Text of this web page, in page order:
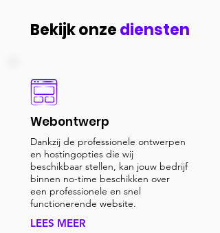
Bekijk onzediensten
Webontwerp
Dankzij de professionele ontwerpen
en hostingopties die wij
beschikbaar stellen, kan jouw bedrijf
binnen no-time beschikken over
een professionele en snel
functionerende website.
LEES MEER